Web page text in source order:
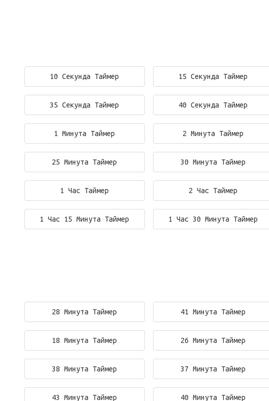
10 Секунда Таймер 15 Секунда Таймер
35 Секунда Таймер 40 Секунда Таймер
1 Минута Таймер 2 Минута Таймер
25 Минута Таймер 30 Минута Таймер
1 Час Таймер 2 Час Таймер
1 Час 15 Минута Таймер 1 Час 30 Минута Таймер
28 Минута Таймер 41 Минута Таймер
18 Минута Таймер 26 Минута Таймер
38 Минута Таймер 37 Минута Таймер
43 Минута Таймер 40 Минута Таймер